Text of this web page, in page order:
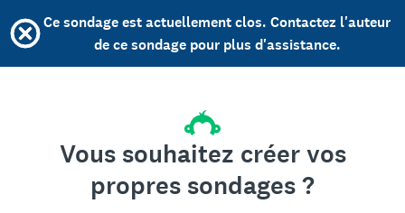
Ce sondage est actuellement clos. Contactez l'auteur
de ce sondage pour plus d'assistance.
Vous souhaitez créer vos
propres sondages ?